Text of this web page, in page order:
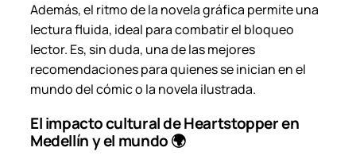
Además, el ritmo de la novela gráfica permite una
lectura fluida, ideal para combatir el bloqueo
lector. Es, sin duda, una de las mejores
recomendaciones para quienes se inician en el
mundo del cómic o la novela ilustrada.
El impacto cultural de Heartstopper en
Medellín y el mundo 🌍